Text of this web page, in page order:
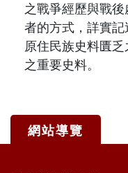
之戰爭經歷與戰
者的方式，詳實
原住民族史料匱
之重要史料。
網站導覽